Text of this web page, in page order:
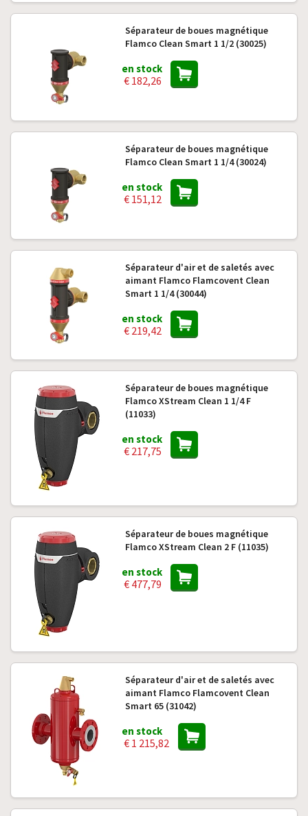
Séparateur de boues magnétique
Flamco Clean Smart 1 1/2 (30025)
en stock
€ 182,26
Séparateur de boues magnétique
Flamco Clean Smart 1 1/4 (30024)
en stock
€ 151,12
Séparateur d'air et de saletés avec
aimant Flamco Flamcovent Clean
Smart 1 1/4 (30044)
en stock
€ 219,42
Séparateur de boues magnétique
Flamco XStream Clean 1 1/4 F
(11033)
en stock
€ 217,75
Séparateur de boues magnétique
Flamco XStream Clean 2 F (11035)
en stock
€ 477,79
Séparateur d'air et de saletés avec
aimant Flamco Flamcovent Clean
Smart 65 (31042)
en stock
€ 1 215,82